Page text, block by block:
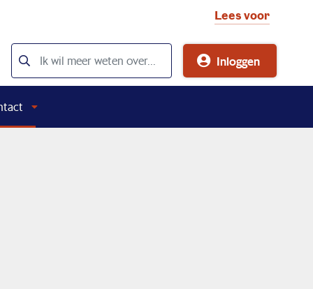
Lees voor
Inloggen